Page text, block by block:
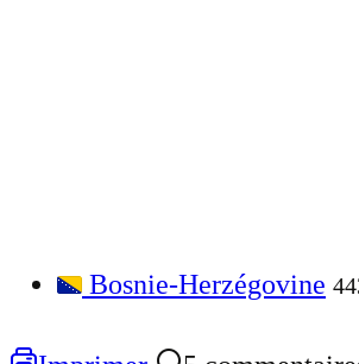
Bosnie-Herzégovine